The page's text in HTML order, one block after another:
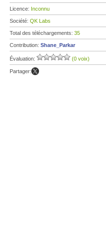
Licence: Inconnu
Société: QK Labs
Total des téléchargements: 35
Contribution: Shane_Parkar
Évaluation: (0 voix)
Partager: